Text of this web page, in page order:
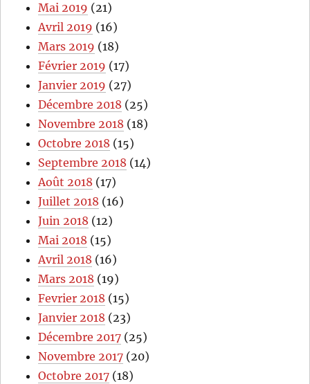
Mai 2019 (21)
Avril 2019 (16)
Mars 2019 (18)
Février 2019 (17)
Janvier 2019 (27)
Décembre 2018 (25)
Novembre 2018 (18)
Octobre 2018 (15)
Septembre 2018 (14)
Août 2018 (17)
Juillet 2018 (16)
Juin 2018 (12)
Mai 2018 (15)
Avril 2018 (16)
Mars 2018 (19)
Fevrier 2018 (15)
Janvier 2018 (23)
Décembre 2017 (25)
Novembre 2017 (20)
Octobre 2017 (18)